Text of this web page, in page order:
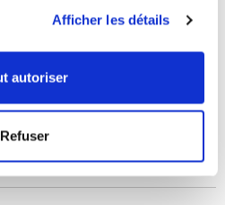
Afficher les détails
autoriser
Refuser
expérience du